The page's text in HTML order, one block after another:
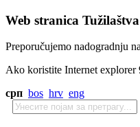
Web stranica
Preporučujemo nadogradnju
Ako koristite Internet explorer
срп bos hrv eng